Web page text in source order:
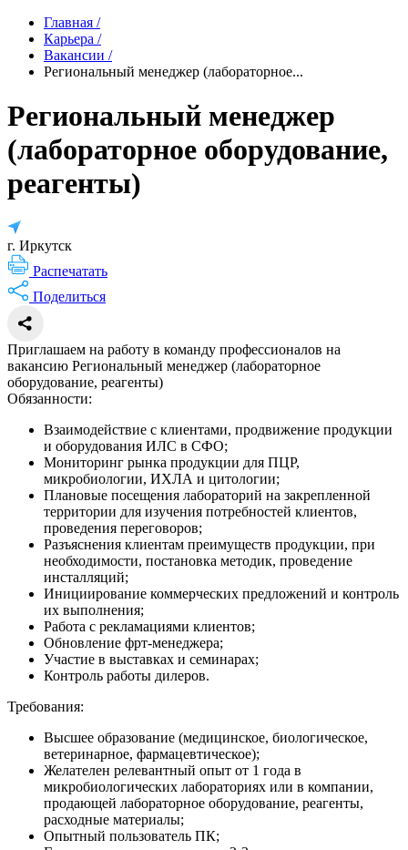
Главная /
Карьера /
Вакансии /
Региональный менеджер (лабораторное...
Региональный менеджер
(лабораторное оборудование,
реагенты)
г. Иркутск
Распечатать
Поделиться
Приглашаем на работу в команду профессионалов на
вакансию Региональный менеджер (лабораторное
оборудование, реагенты)
Обязанности:
Взаимодействие с клиентами, продвижение продукции
и оборудования ИЛС в СФО;
Мониторинг рынка продукции для ПЦР,
микробиологии, ИХЛА и цитологии;
Плановые посещения лабораторий на закрепленной
территории для изучения потребностей клиентов,
проведения переговоров;
Разъяснения клиентам преимуществ продукции, при
необходимости, постановка методик, проведение
инсталляций;
Инициирование коммерческих предложений и контроль
их выполнения;
Работа с рекламациями клиентов;
Обновление фрт-менеджера;
Участие в выставках и семинарах;
Контроль работы дилеров.
Требования:
Высшее образование (медицинское, биологическое,
ветеринарное, фармацевтическое);
Желателен релевантный опыт от 1 года в
микробиологических лабораториях или в компании,
продающей лабораторное оборудование, реагенты,
расходные материалы;
Опытный пользователь ПК;